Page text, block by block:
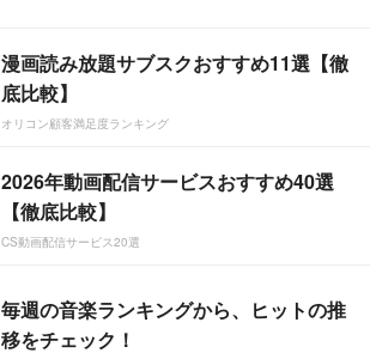
漫画読み放題サブスクおすすめ11選【徹
底比較】
オリコン顧客満足度ランキング
2026年動画配信サービスおすすめ40選
【徹底比較】
CS動画配信サービス20選
毎週の音楽ランキングから、ヒットの推
移をチェック！